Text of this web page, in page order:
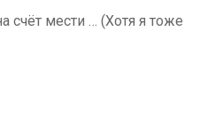
счёт мести … (Хотя я тоже